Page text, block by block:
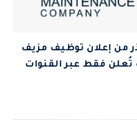
من إعلان توظيف مزيف
تُعلن فقط عبر القنوات